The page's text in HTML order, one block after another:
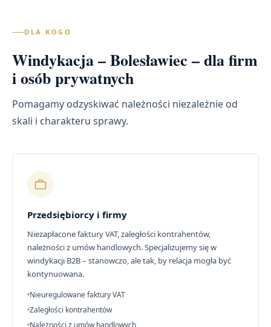
DLA KOGO
Windykacja – Bolesławiec – dla firm
i osób prywatnych
Pomagamy odzyskiwać należności niezależnie od
skali i charakteru sprawy.
Przedsiębiorcy i firmy
Niezapłacone faktury VAT, zaległości kontrahentów,
należności z umów handlowych. Specjalizujemy się w
windykacji B2B – stanowczo, ale tak, by relacja mogła być
kontynuowana.
Nieuregulowane faktury VAT
Zaległości kontrahentów